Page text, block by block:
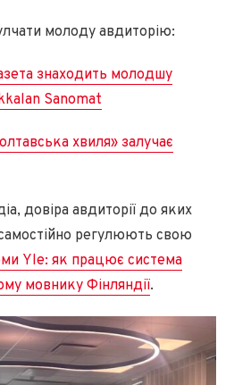
молоду авдиторію:
знаходить молодшу
Sanomat
хвиля» залучає
довіра авдиторії до яких
регулюють свою
Yle: як працює система
мовнику Фінляндії.